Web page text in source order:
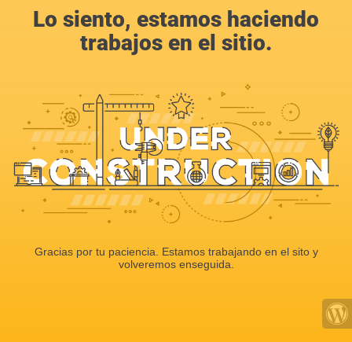
Lo siento, estamos haciendo
trabajos en el sitio.
Gracias por tu paciencia. Estamos trabajando en el sito y
volveremos enseguida.